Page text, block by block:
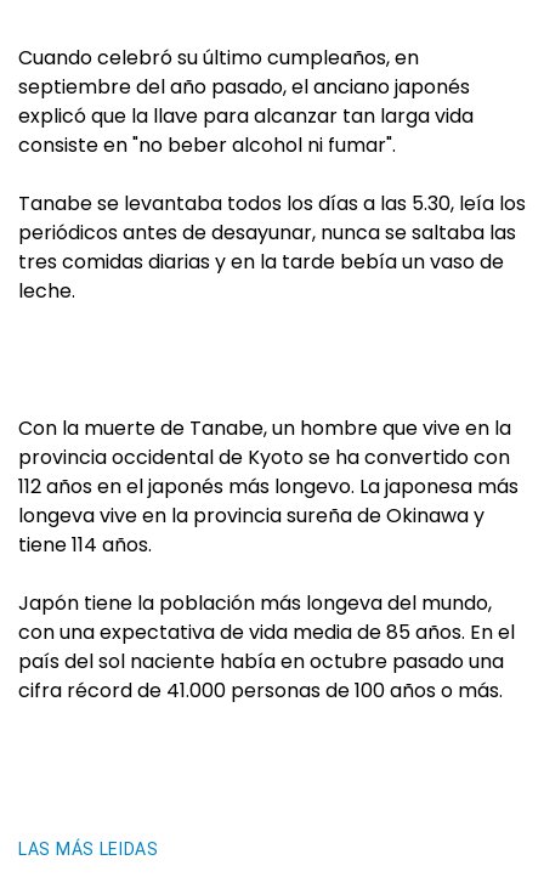
Cuando celebró su último cumpleaños, en
septiembre del año pasado, el anciano japonés
explicó que la llave para alcanzar tan larga vida
consiste en "no beber alcohol ni fumar".
Tanabe se levantaba todos los días a las 5.30, leía los
periódicos antes de desayunar, nunca se saltaba las
tres comidas diarias y en la tarde bebía un vaso de
leche.
Con la muerte de Tanabe, un hombre que vive en la
provincia occidental de Kyoto se ha convertido con
112 años en el japonés más longevo. La japonesa más
longeva vive en la provincia sureña de Okinawa y
tiene 114 años.
Japón tiene la población más longeva del mundo,
con una expectativa de vida media de 85 años. En el
país del sol naciente había en octubre pasado una
cifra récord de 41.000 personas de 100 años o más.
LAS MÁS LEIDAS